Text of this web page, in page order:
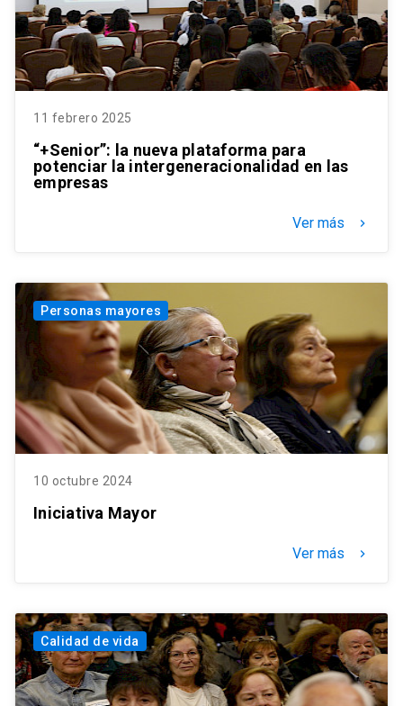
11 febrero 2025
“+Senior”: la nueva plataforma para
potenciar la intergeneracionalidad en las
empresas
Ver más keyboard_arrow_right
Personas mayores
10 octubre 2024
Iniciativa Mayor
Ver más keyboard_arrow_right
Calidad de vida